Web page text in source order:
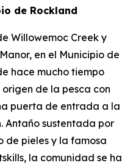
de Rockland
Willowemoc Creek y
en el Municipio de
hace mucho tiempo
de la pesca con
puerta de entrada a la
Antaño sustentada por
de pieles y la famosa
la comunidad se ha